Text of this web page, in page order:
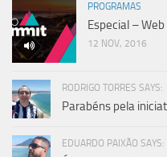
PROGRAMAS
Especial –
12 NOV, 2016
RODRIGO TORRES SAYS:
Parabéns pela
EDUARDO PAIXÃO SAYS: